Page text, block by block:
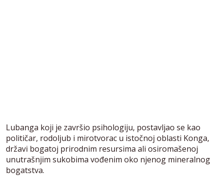
Lubanga koji je završio psihologiju, postavljao se kao
političar, rodoljub i mirotvorac u istočnoj oblasti Konga,
državi bogatoj prirodnim resursima ali osiromašenoj
unutrašnjim sukobima vođenim oko njenog mineralnog
bogatstva.